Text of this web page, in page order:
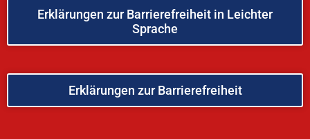
Erklärungen zur Barrierefreiheit in Leichter
Sprache
Erklärungen zur Barrierefreiheit